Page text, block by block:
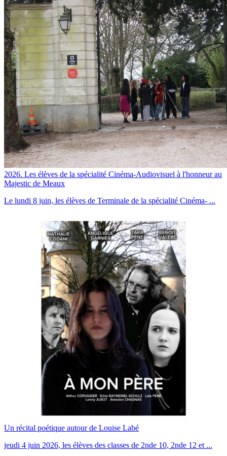
2026. Les élèves de la spécialité Cinéma-Audiovisuel à l'honneur au
Majestic de Meaux
Le lundi 8 juin, les élèves de Terminale de la spécialité Cinéma- ...
Un récital poétique autour de Louise Labé
jeudi 4 juin 2026, les élèves des classes de 2nde 10, 2nde 12 et ...